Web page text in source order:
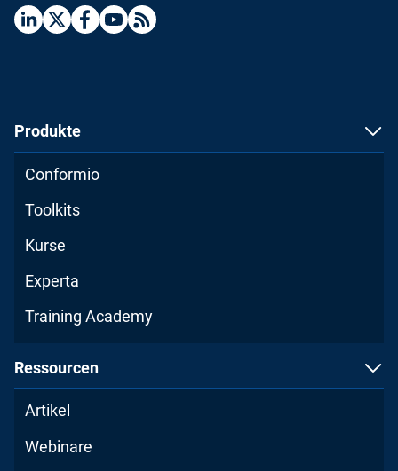
Produkte
Conformio
Toolkits
Kurse
Experta
Training Academy
Ressourcen
Artikel
Webinare